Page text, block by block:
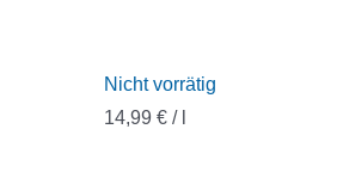
Nicht vorrätig
14,99 €/